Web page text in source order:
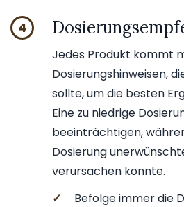
4
Jedes Produkt kommt
Dosierungshinweisen,
sollte, um die besten
Eine zu niedrige
beeinträchtigen,
Dosierung
verursachen könnte.
✓
Befolge immer die